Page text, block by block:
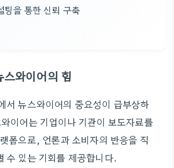
팅을 통한 신뢰 구축
와이어의 힘
서 뉴스와이어의 중요성이 급부상하
이어는 기업이나 기관이 보도자료를
폼으로, 언론과 소비자의 반응을 직
수 있는 기회를 제공합니다.